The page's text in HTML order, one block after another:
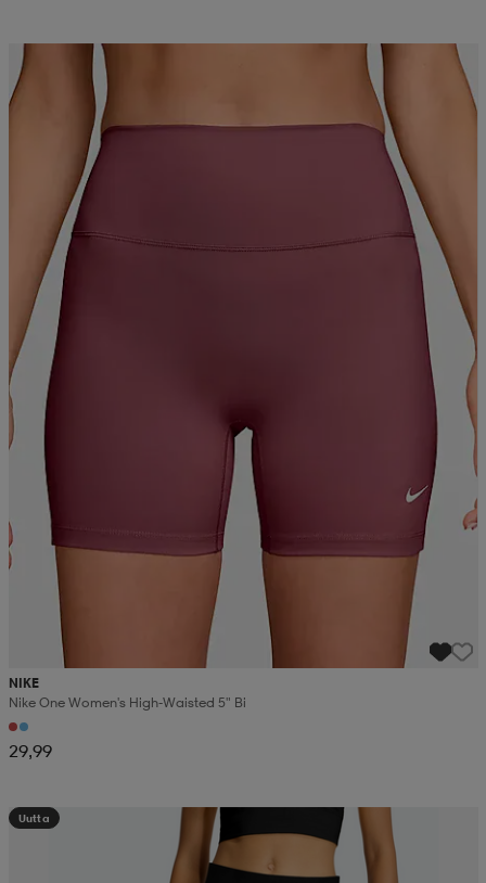
NIKE
Nike One Women's High-Waisted 5" Bi
29,99
Uutta